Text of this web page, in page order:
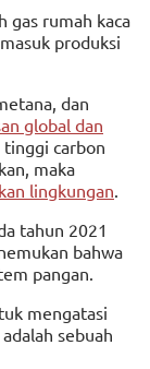
gas rumah kaca
produksi
dan
global dan
tinggi carbon
maka
lingkungan.
tahun 2021
bahwa
pangan.
mengatasi
sebuah